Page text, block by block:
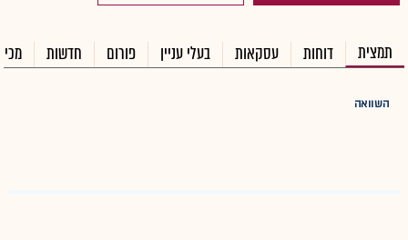
תמצית דוחות עסקאות בעלי עניין פורום חדשות
השוואה